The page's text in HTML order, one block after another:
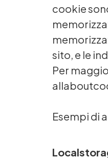
cookie
sito, e le
Per
Esempi di